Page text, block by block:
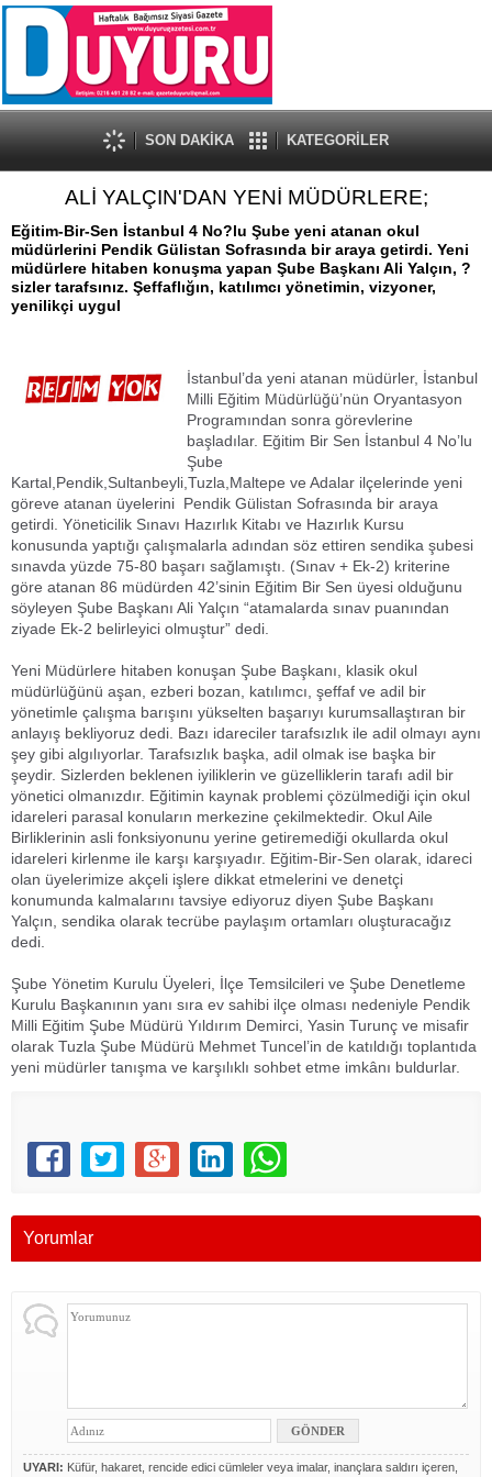
SON DAKİKA KATEGORİLER
ALİ YALÇIN'DAN YENİ MÜDÜRLERE;
Eğitim-Bir-Sen İstanbul 4 No?lu Şube yeni atanan okul
müdürlerini Pendik Gülistan Sofrasında bir araya getirdi. Yeni
müdürlere hitaben konuşma yapan Şube Başkanı Ali Yalçın, ?
sizler tarafsınız. Şeffaflığın, katılımcı yönetimin, vizyoner,
yenilikçi uygul
İstanbul’da yeni atanan müdürler, İstanbul
Milli Eğitim Müdürlüğü’nün Oryantasyon
Programından sonra görevlerine
başladılar. Eğitim Bir Sen İstanbul 4 No’lu
Şube
Kartal,Pendik,Sultanbeyli,Tuzla,Maltepe ve Adalar ilçelerinde yeni
göreve atanan üyelerini Pendik Gülistan Sofrasında bir araya
getirdi. Yöneticilik Sınavı Hazırlık Kitabı ve Hazırlık Kursu
konusunda yaptığı çalışmalarla adından söz ettiren sendika şubesi
sınavda yüzde 75-80 başarı sağlamıştı. (Sınav + Ek-2) kriterine
göre atanan 86 müdürden 42’sinin Eğitim Bir Sen üyesi olduğunu
söyleyen Şube Başkanı Ali Yalçın “atamalarda sınav puanından
ziyade Ek-2 belirleyici olmuştur” dedi.
Yeni Müdürlere hitaben konuşan Şube Başkanı, klasik okul
müdürlüğünü aşan, ezberi bozan, katılımcı, şeffaf ve adil bir
yönetimle çalışma barışını yükselten başarıyı kurumsallaştıran bir
anlayış bekliyoruz dedi. Bazı idareciler tarafsızlık ile adil olmayı aynı
şey gibi algılıyorlar. Tarafsızlık başka, adil olmak ise başka bir
şeydir. Sizlerden beklenen iyiliklerin ve güzelliklerin tarafı adil bir
yönetici olmanızdır. Eğitimin kaynak problemi çözülmediği için okul
idareleri parasal konuların merkezine çekilmektedir. Okul Aile
Birliklerinin asli fonksiyonunu yerine getiremediği okullarda okul
idareleri kirlenme ile karşı karşıyadır. Eğitim-Bir-Sen olarak, idareci
olan üyelerimize akçeli işlere dikkat etmelerini ve denetçi
konumunda kalmalarını tavsiye ediyoruz diyen Şube Başkanı
Yalçın, sendika olarak tecrübe paylaşım ortamları oluşturacağız
dedi.
Şube Yönetim Kurulu Üyeleri, İlçe Temsilcileri ve Şube Denetleme
Kurulu Başkanının yanı sıra ev sahibi ilçe olması nedeniyle Pendik
Milli Eğitim Şube Müdürü Yıldırım Demirci, Yasin Turunç ve misafir
olarak Tuzla Şube Müdürü Mehmet Tuncel’in de katıldığı toplantıda
yeni müdürler tanışma ve karşılıklı sohbet etme imkânı buldurlar.
Yorumlar
UYARI: Küfür, hakaret, rencide edici cümleler veya imalar, inançlara saldırı içeren,